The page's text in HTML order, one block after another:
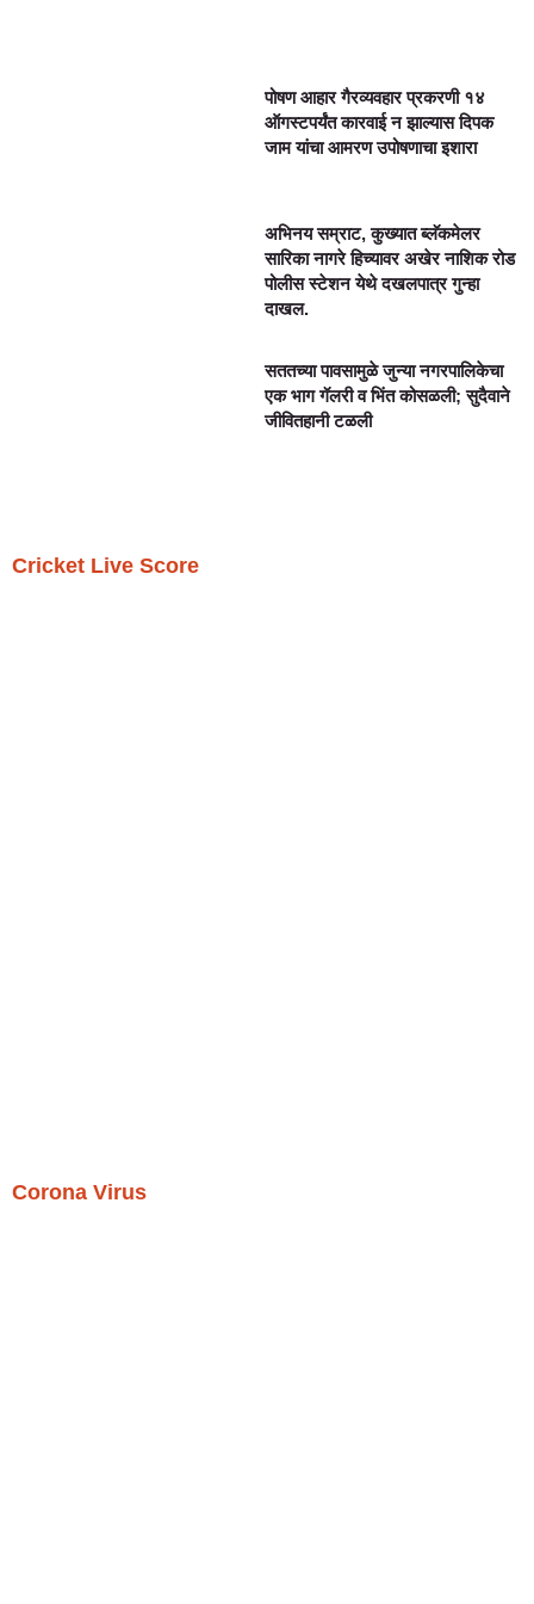
पोषण आहार गैरव्यवहार प्रकरणी १४
ऑगस्टपर्यंत कारवाई न झाल्यास दिपक
जाम यांचा आमरण उपोषणाचा इशारा
अभिनय सम्राट, कुख्यात ब्लॅकमेलर
सारिका नागरे हिच्यावर अखेर नाशिक रोड
पोलीस स्टेशन येथे दखलपात्र गुन्हा
दाखल.
सततच्या पावसामुळे जुन्या नगरपालिकेचा
एक भाग गॅलरी व भिंत कोसळली; सुदैवाने
जीवितहानी टळली
Cricket Live Score
Corona Virus